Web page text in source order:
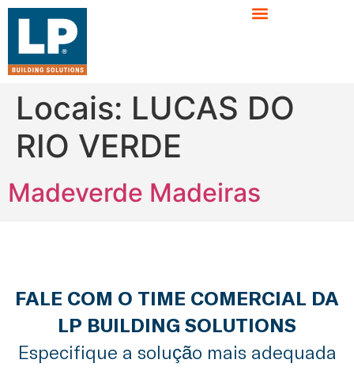
Locais: LUCAS DO
RIO VERDE
Madeverde Madeiras
FALE COM O TIME COMERCIAL DA
LP BUILDING SOLUTIONS
Especifique a solução mais adequada